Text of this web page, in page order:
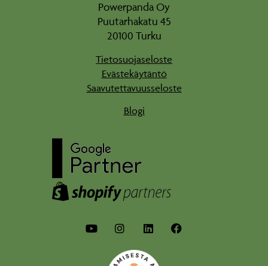
Powerpanda Oy
Puutarhakatu 45
20100 Turku
Tietosuojaseloste
Evästekäytäntö
Saavutettavuusseloste
Blogi